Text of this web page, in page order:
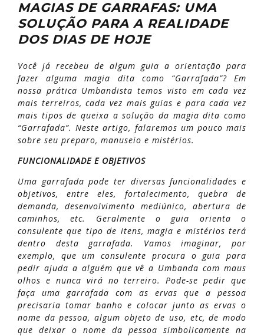
MAGIAS DE GARRAFAS: UMA
SOLUÇÃO PARA A REALIDADE
DOS DIAS DE HOJE
Você já recebeu de algum guia a orientação para
fazer alguma magia dita como “Garrafada”? Em
nossa prática Umbandista temos visto em cada vez
mais terreiros, cada vez mais guias e para cada vez
mais tipos de queixa a solução da magia dita como
“Garrafada”. Neste artigo, falaremos um pouco mais
sobre seu preparo, manuseio e mistérios.
FUNCIONALIDADE E OBJETIVOS
Uma garrafada pode ter diversas funcionalidades e
objetivos, entre eles, fortalecimento, quebra de
demanda, desenvolvimento mediúnico, abertura de
caminhos, etc. Geralmente o guia orienta o
consulente que tipo de itens, magia e mistérios terá
dentro desta garrafada. Vamos imaginar, por
exemplo, que um consulente procura o guia para
pedir ajuda a alguém que vê a Umbanda com maus
olhos e nunca virá no terreiro. Pode-se pedir que
faça uma garrafada com as ervas que a pessoa
precisaria tomar banho e colocar junto as ervas o
nome da pessoa, algum objeto de uso, etc, de modo
que deixar o nome da pessoa simbolicamente na